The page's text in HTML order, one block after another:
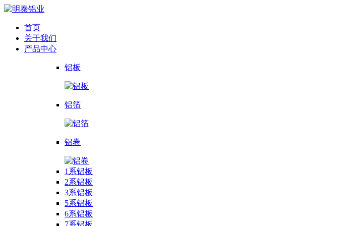
首页
关于我们
产品中心
铝板
铝箔
铝卷
1系铝板
2系铝板
3系铝板
5系铝板
6系铝板
7系铝板